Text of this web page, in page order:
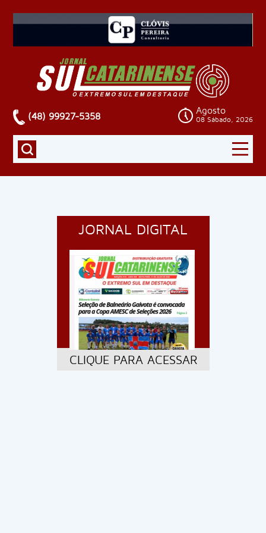
(48) 99927-5358
Agosto
08 Sábado, 2026
JORNAL DIGITAL
CLIQUE PARA ACESSAR